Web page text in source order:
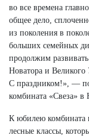
во все времена
общее дело,
из поколения в
больших семейных
продолжим
Новатора и Великого
С праздником!», —
комбината «Свеза» в
К юбилею комбината
лесные классы,